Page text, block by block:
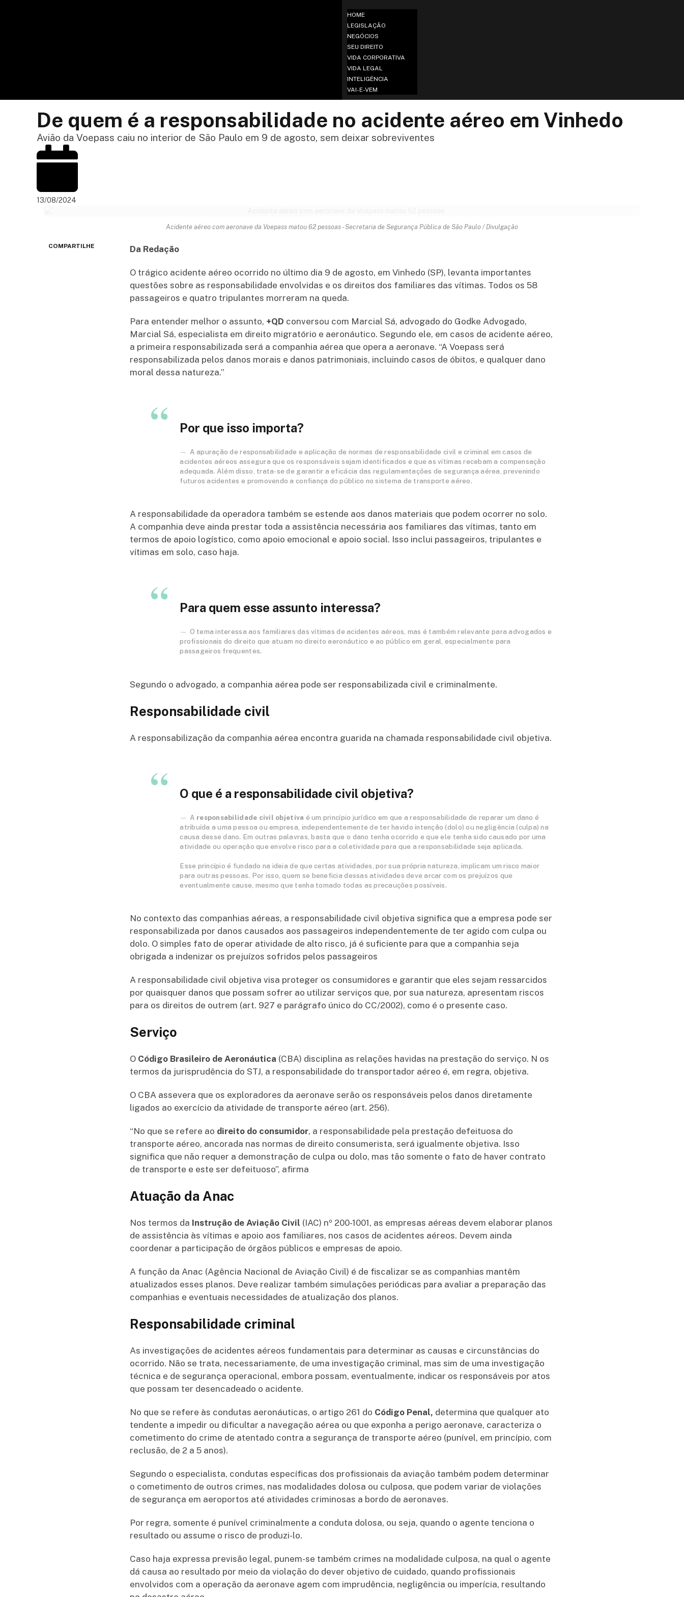
HOME
LEGISLAÇÃO
NEGÓCIOS
SEU DIREITO
VIDA CORPORATIVA
VIDA LEGAL
INTELIGÊNCIA
VAI-E-VEM
De quem é a responsabilidade no acidente aéreo em Vinhedo
Avião da Voepass caiu no interior de São Paulo em 9 de agosto, sem deixar sobreviventes
13/08/2024
Acidente aéreo com aeronave da Voepass matou 62 pessoas - Secretaria de Segurança Pública de São Paulo / Divulgação
COMPARTILHE Da Redação
O trágico acidente aéreo ocorrido no último dia 9 de agosto, em Vinhedo (SP), levanta importantes
questões sobre as responsabilidade envolvidas e os direitos dos familiares das vítimas. Todos os 58
passageiros e quatro tripulantes morreram na queda.
Para entender melhor o assunto, +QD conversou com Marcial Sá, advogado do Godke Advogado,
Marcial Sá, especialista em direito migratório e aeronáutico. Segundo ele, em casos de acidente aéreo,
a primeira responsabilizada será a companhia aérea que opera a aeronave. “A Voepass será
responsabilizada pelos danos morais e danos patrimoniais, incluindo casos de óbitos, e qualquer dano
moral dessa natureza.”
Por que isso importa?
A apuração de responsabilidade e aplicação de normas de responsabilidade civil e criminal em casos de
acidentes aéreos assegura que os responsáveis sejam identificados e que as vítimas recebam a compensação
adequada. Além disso, trata-se de garantir a eficácia das regulamentações de segurança aérea, prevenindo
futuros acidentes e promovendo a confiança do público no sistema de transporte aéreo.
A responsabilidade da operadora também se estende aos danos materiais que podem ocorrer no solo.
A companhia deve ainda prestar toda a assistência necessária aos familiares das vítimas, tanto em
termos de apoio logístico, como apoio emocional e apoio social. Isso inclui passageiros, tripulantes e
vítimas em solo, caso haja.
Para quem esse assunto interessa?
O tema interessa aos familiares das vítimas de acidentes aéreos, mas é também relevante para advogados e
profissionais do direito que atuam no direito aeronáutico e ao público em geral, especialmente para
passageiros frequentes.
Segundo o advogado, a companhia aérea pode ser responsabilizada civil e criminalmente.
Responsabilidade civil
A responsabilização da companhia aérea encontra guarida na chamada responsabilidade civil objetiva.
O que é a responsabilidade civil objetiva?
A responsabilidade civil objetiva é um princípio jurídico em que a responsabilidade de reparar um dano é
atribuída a uma pessoa ou empresa, independentemente de ter havido intenção (dolo) ou negligência (culpa) na
causa desse dano. Em outras palavras, basta que o dano tenha ocorrido e que ele tenha sido causado por uma
atividade ou operação que envolve risco para a coletividade para que a responsabilidade seja aplicada.
Esse princípio é fundado na ideia de que certas atividades, por sua própria natureza, implicam um risco maior
para outras pessoas. Por isso, quem se beneficia dessas atividades deve arcar com os prejuízos que
eventualmente cause, mesmo que tenha tomado todas as precauções possíveis.
No contexto das companhias aéreas, a responsabilidade civil objetiva significa que a empresa pode ser
responsabilizada por danos causados aos passageiros independentemente de ter agido com culpa ou
dolo. O simples fato de operar atividade de alto risco, já é suficiente para que a companhia seja
obrigada a indenizar os prejuízos sofridos pelos passageiros
A responsabilidade civil objetiva visa proteger os consumidores e garantir que eles sejam ressarcidos
por quaisquer danos que possam sofrer ao utilizar serviços que, por sua natureza, apresentam riscos
para os direitos de outrem (art. 927 e parágrafo único do CC/2002), como é o presente caso.
Serviço
O Código Brasileiro de Aeronáutica (CBA) disciplina as relações havidas na prestação do serviço. N os
termos da jurisprudência do STJ, a responsabilidade do transportador aéreo é, em regra, objetiva.
O CBA assevera que os exploradores da aeronave serão os responsáveis pelos danos diretamente
ligados ao exercício da atividade de transporte aéreo (art. 256).
“No que se refere ao direito do consumidor, a responsabilidade pela prestação defeituosa do
transporte aéreo, ancorada nas normas de direito consumerista, será igualmente objetiva. Isso
significa que não requer a demonstração de culpa ou dolo, mas tão somente o fato de haver contrato
de transporte e este ser defeituoso”, afirma
Atuação da Anac
Nos termos da Instrução de Aviação Civil (IAC) nº 200-1001, as empresas aéreas devem elaborar planos
de assistência às vítimas e apoio aos familiares, nos casos de acidentes aéreos. Devem ainda
coordenar a participação de órgãos públicos e empresas de apoio.
A função da Anac (Agência Nacional de Aviação Civil) é de fiscalizar se as companhias mantêm
atualizados esses planos. Deve realizar também simulações periódicas para avaliar a preparação das
companhias e eventuais necessidades de atualização dos planos.
Responsabilidade criminal
As investigações de acidentes aéreos fundamentais para determinar as causas e circunstâncias do
ocorrido. Não se trata, necessariamente, de uma investigação criminal, mas sim de uma investigação
técnica e de segurança operacional, embora possam, eventualmente, indicar os responsáveis por atos
que possam ter desencadeado o acidente.
No que se refere às condutas aeronáuticas, o artigo 261 do Código Penal, determina que qualquer ato
tendente a impedir ou dificultar a navegação aérea ou que exponha a perigo aeronave, caracteriza o
cometimento do crime de atentado contra a segurança de transporte aéreo (punível, em princípio, com
reclusão, de 2 a 5 anos).
Segundo o especialista, condutas específicas dos profissionais da aviação também podem determinar
o cometimento de outros crimes, nas modalidades dolosa ou culposa, que podem variar de violações
de segurança em aeroportos até atividades criminosas a bordo de aeronaves.
Por regra, somente é punível criminalmente a conduta dolosa, ou seja, quando o agente tenciona o
resultado ou assume o risco de produzi-lo.
Caso haja expressa previsão legal, punem-se também crimes na modalidade culposa, na qual o agente
dá causa ao resultado por meio da violação do dever objetivo de cuidado, quando profissionais
envolvidos com a operação da aeronave agem com imprudência, negligência ou imperícia, resultando